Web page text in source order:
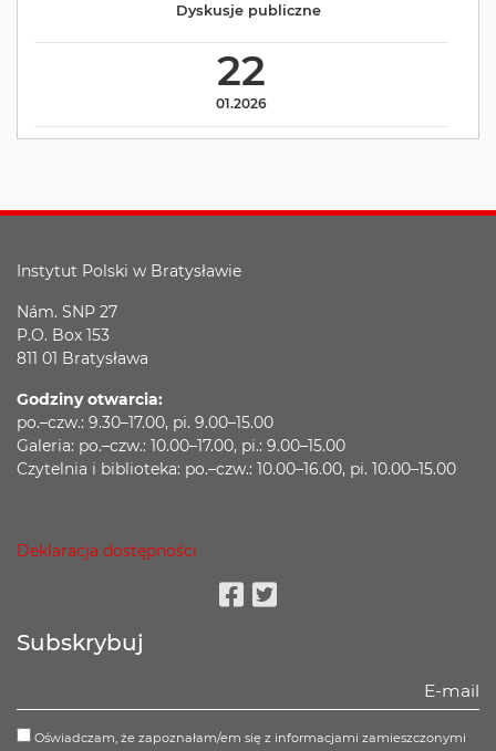
22
01.2026
Dyskusje publiczne
Instytut Polski w Bratysławie
Nám. SNP 27
P.O. Box 153
811 01 Bratysława
Godziny otwarcia:
po.–czw.: 9.30–17.00, pi. 9.00–15.00
Galeria: po.–czw.: 10.00–17.00, pi.: 9.00–15.00
Czytelnia i biblioteka: po.–czw.: 10.00–16.00, pi. 10.00–15.00
Deklaracja dostępności
Subskrybuj
Oświadczam, że zapoznałam/em się z informacjami zamieszczonymi